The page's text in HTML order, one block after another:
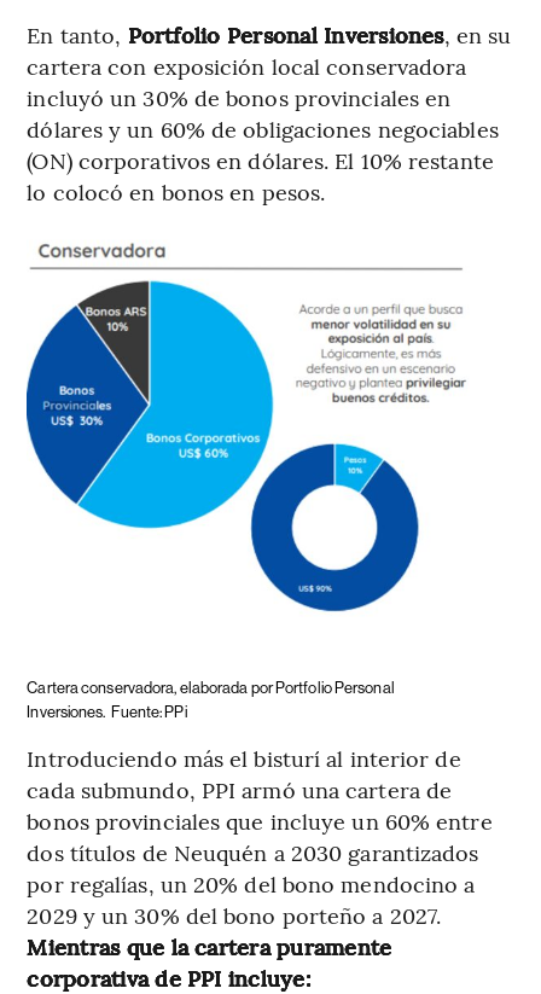
En tanto, Portfolio Personal Inversiones, en su
cartera con exposición local conservadora
incluyó un 30% de bonos provinciales en
dólares y un 60% de obligaciones negociables
(ON) corporativos en dólares. El 10% restante
lo colocó en bonos en pesos.
Cartera conservadora, elaborada por Portfolio Personal
Inversiones. Fuente: PPi
Introduciendo más el bisturí al interior de
cada submundo, PPI armó una cartera de
bonos provinciales que incluye un 60% entre
dos títulos de Neuquén a 2030 garantizados
por regalías, un 20% del bono mendocino a
2029 y un 30% del bono porteño a 2027.
Mientras que la cartera puramente
corporativa de PPI incluye: